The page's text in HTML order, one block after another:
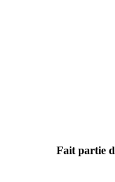
Fait partie